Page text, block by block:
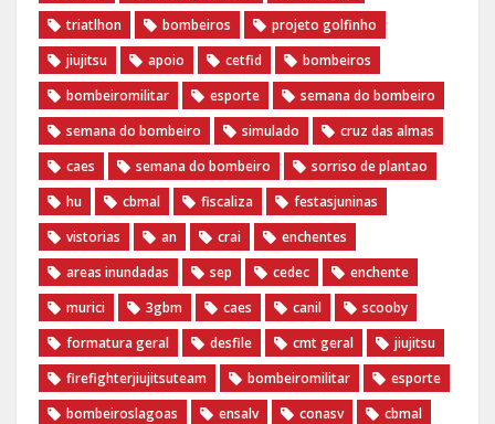
triatlhon
bombeiros
projeto golfinho
jiujitsu
apoio cetfid
bombeiros
bombeiromilitar
esporte
semana do bombeiro
semana do bombeiro
simulado
cruz das almas
caes
semana do bombeiro
sorriso de plantao
hu
cbmal fiscaliza
festasjuninas
vistorias
an crai
enchentes
areas inundadas
sep cedec
enchente
murici
3gbm caes canil
scooby
formatura geral
desfile cmt geral
jiujitsu
firefighterjiujitsuteam
bombeiromilitar
esporte
bombeiroslagoas
ensalv conasv
cbmal